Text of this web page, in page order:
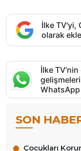
İlke TV'yi,
olarak
İlke
WhatsApp
SON
Çocukları